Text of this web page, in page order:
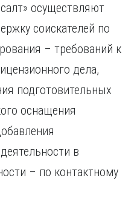
осуществляют
соискателей по
– требований к
дела,
подготовительных
оснащения
в
– по контактному